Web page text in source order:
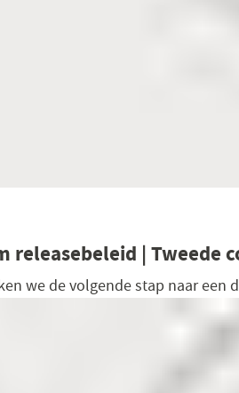
releasebeleid | Tweede
we de volgende stap naar